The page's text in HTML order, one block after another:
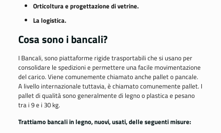
Orticoltura e progettazione di vetrine.
La logistica.
Cosa sono i bancali?
I Bancali, sono piattaforme rigide trasportabili che si usano per
consolidare le spedizioni e permettere una facile movimentazione
del carico. Viene comunemente chiamato anche pallet o pancale.
A livello internazionale tuttavia, è chiamato comunemente pallet. I
pallet di qualità sono generalmente di legno o plastica e pesano
tra i 9 e i 30 kg.
Trattiamo bancali in legno, nuovi, usati, delle seguenti misure: